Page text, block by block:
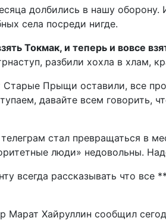
долбились в нашу оборону.
села посреди нигде.
Токмак, и теперь и вовсе
разбили хохла в хлам,
Старые Прыщи оставили, все
давайте всем говорить,
стал превращаться в
люди» недовольны.
всегда рассказывать что
Хайруллин сообщил